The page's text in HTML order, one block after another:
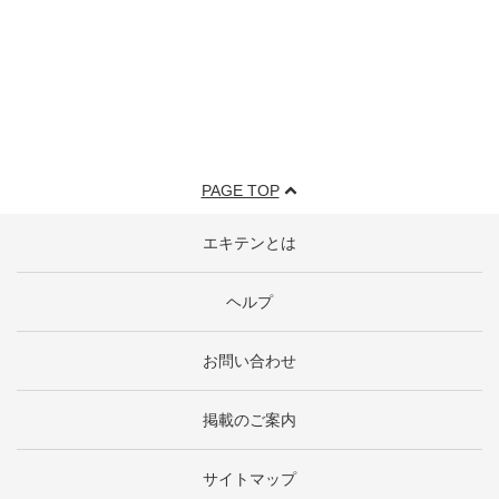
PAGE TOP
エキテンとは
ヘルプ
お問い合わせ
掲載のご案内
サイトマップ